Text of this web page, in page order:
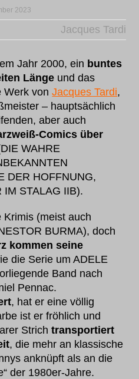
2023
Jacques Tardi
Jahr 2000, ein buntes
Länge und das
Werk vonJacques Tardi,
– hauptsächlich
aber auch
Comics über
WAHRE
DER HOFFNUNG,
IM STALAG IIB).
(meist auch
BURMA), doch
kommen seine
die Serie um ADELE
Band nach
Pennac.
, hat er eine völlig
ist er fröhlich und
Strichtransportiert
, die mehr an klassische
anknüpft als an die
der 1980er-Jahre.